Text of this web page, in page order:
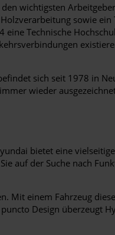
wichtigsten
sowie
Technische
sich seit 1978 in
wieder
bietet eine
auf der Suche nach
einem Fahrzeug
Design überzeugt